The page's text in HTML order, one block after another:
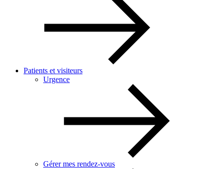
Patients et visiteurs
Urgence
Gérer mes rendez-vous